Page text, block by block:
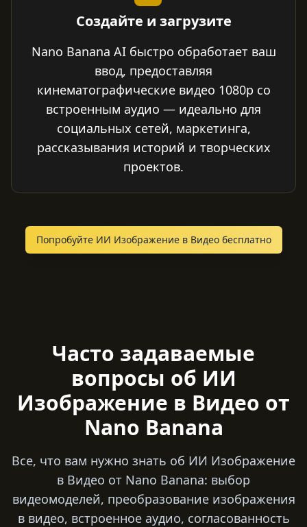
Создайте и загрузите
Nano Banana AI быстро обработает ваш
ввод, предоставляя
кинематографические видео 1080p со
встроенным аудио — идеально для
социальных сетей, маркетинга,
рассказывания историй и творческих
проектов.
Попробуйте ИИ Изображение в Видео бесплатно
Часто задаваемые
вопросы об ИИ
Изображение в Видео от
Nano Banana
Все, что вам нужно знать об ИИ Изображение
в Видео от Nano Banana: выбор
видеомоделей, преобразование изображения
в видео, встроенное аудио, согласованность